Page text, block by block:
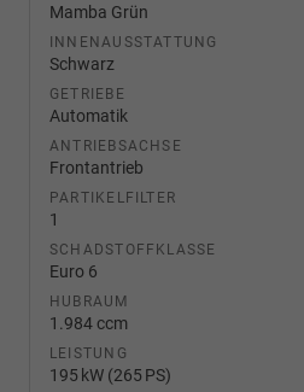
Mamba Grün
INNENAUSSTATTUNG
Schwarz
GETRIEBE
Automatik
ANTRIEBSACHSE
Frontantrieb
PARTIKELFILTER
1
SCHADSTOFFKLASSE
Euro 6
HUBRAUM
1.984 ccm
LEISTUNG
195 kW (265 PS)